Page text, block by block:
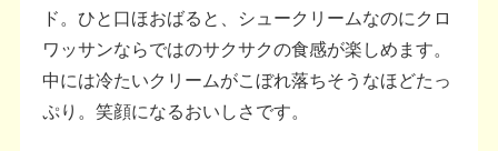
ド。ひと口ほおばると、シュークリームなのにクロ
ワッサンならではのサクサクの食感が楽しめます。
中には冷たいクリームがこぼれ落ちそうなほどたっ
ぷり。笑顔になるおいしさです。